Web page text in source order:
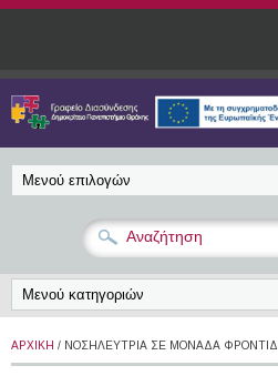
Παράκαμψη προς το κυρίως
ΑΡΧΙΚΉ / ΝΟΣΗΛΕΎΤΡΙΑ ΣΕ ΜΟΝΆΔΑ